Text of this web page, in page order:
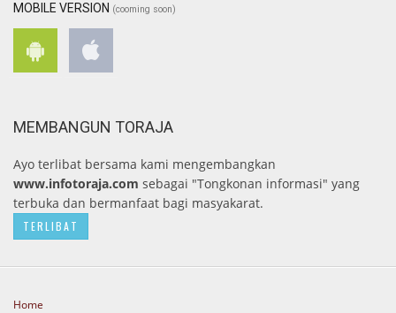
MOBILE VERSION (cooming soon)
MEMBANGUN TORAJA
Ayo terlibat bersama kami mengembangkan
www.infotoraja.com sebagai "Tongkonan informasi" yang
terbuka dan bermanfaat bagi masyakarat.
TERLIBAT
Home